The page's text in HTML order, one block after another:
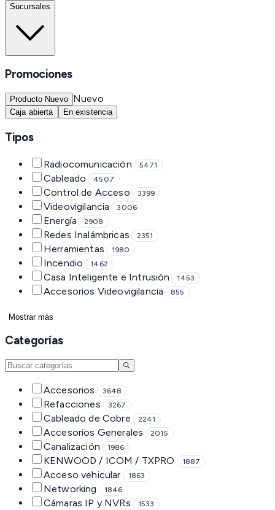
Sucursales
Promociones
Producto Nuevo Nuevo
Caja abierta En existencia
Tipos
Radiocomunicación 5471
Cableado 4507
Control de Acceso 3399
Videovigilancia 3006
Energía 2908
Redes Inalámbricas 2351
Herramientas 1980
Incendio 1462
Casa Inteligente e Intrusión 1453
Accesorios Videovigilancia 855
Mostrar más
Categorías
Accesorios 3648
Refacciones 3267
Cableado de Cobre 2241
Accesorios Generales 2015
Canalización 1986
KENWOOD / ICOM / TXPRO 1887
Acceso vehicular 1863
Networking 1846
Cámaras IP y NVRs 1533